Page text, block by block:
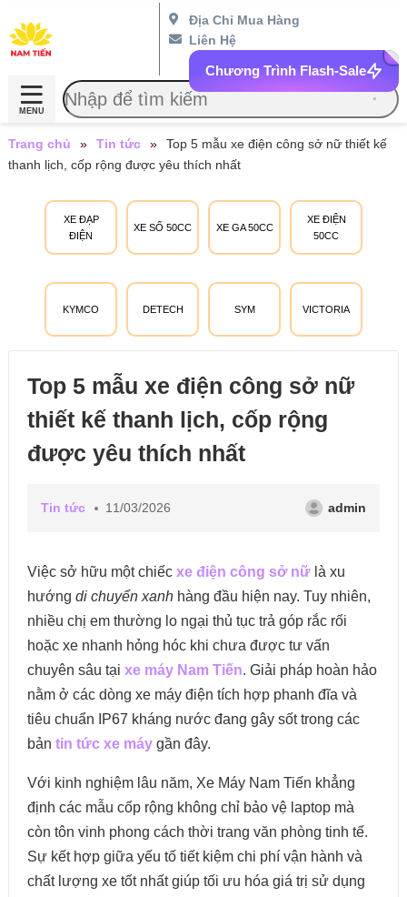
Địa Chỉ Mua Hàng
Liên Hệ
Chương Trình Flash-Sale
MENU
XE ĐẠP
ĐIỆN
XE SỐ 50CC XE GA 50CC
XE ĐIỆN
50CC
KYMCO DETECH SYM VICTORIA
Trang chủ » Tin tức »
Top 5 mẫu xe điện công sở nữ thiết kế
thanh lịch, cốp rộng được yêu thích nhất
Top 5 mẫu xe điện công sở nữ
thiết kế thanh lịch, cốp rộng
được yêu thích nhất
Tin tức 11/03/2026 admin
Việc sở hữu một chiếc xe điện công sở nữlà xu
hướng di chuyển xanhhàng đầu hiện nay. Tuy nhiên,
nhiều chị em thường lo ngại thủ tục trả góp rắc rối
hoặc xe nhanh hỏng hóc khi chưa được tư vấn
chuyên sâu tại xe máy Nam Tiến. Giải pháp hoàn hảo
nằm ở các dòng xe máy điện tích hợp phanh đĩa và
tiêu chuẩn IP67 kháng nước đang gây sốt trong các
bản tin tức xe máygần đây.
Với kinh nghiệm lâu năm, Xe Máy Nam Tiến khẳng
định các mẫu cốp rộng không chỉ bảo vệ laptop mà
còn tôn vinh phong cách thời trang văn phòng tinh tế.
Sự kết hợp giữa yếu tố tiết kiệm chi phí vận hành và
chất lượng xe tốt nhất giúp tối ưu hóa giá trị sử dụng